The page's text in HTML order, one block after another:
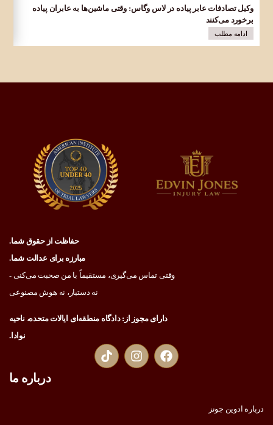
وکیل تصادفات عابر پیاده در لاس وگاس: وقتی ماشین‌ها به عابران پیاده
برخورد می‌کنند
ادامه مطلب
حفاظت از حقوق شما.
مبارزه برای عدالت شما.
وقتی تماس می‌گیری، مستقیماً با من صحبت می‌کنی -
نه دستیار، نه هوش مصنوعی
دارای مجوز از: دادگاه منطقه‌ای ایالات متحده، ناحیه
نوادا.
درباره ما
درباره ادوین جونز